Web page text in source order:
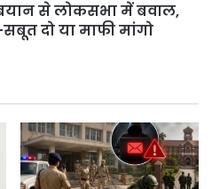
से लोकसभा में बवाल,
दो या माफी मांगो